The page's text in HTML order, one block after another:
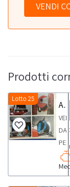
VENDI
Prodotti
Lotto 25
Aspiratore fumi a muro
DA